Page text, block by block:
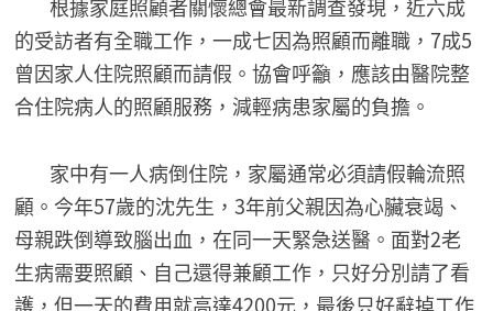
根據家庭照顧者關懷總會最新調查發現，近六成
的受訪者有全職工作，一成七因為照顧而離職，7成5
曾因家人住院照顧而請假。協會呼籲，應該由醫院整
合住院病人的照顧服務，減輕病患家屬的負擔。
家中有一人病倒住院，家屬通常必須請假輪流照
顧。今年57歲的沈先生，3年前父親因為心臟衰竭、
母親跌倒導致腦出血，在同一天緊急送醫。面對2老
生病需要照顧、自己還得兼顧工作，只好分別請了看
護，但一天的費用就高達4200元，最後只好辭掉工作